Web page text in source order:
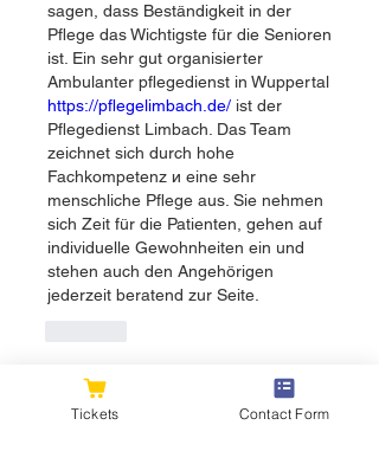
sagen, dass Beständigkeit in der
Pflege das Wichtigste für die Senioren
ist. Ein sehr gut organisierter
https://pflegelimbach.de/ ist der
Pflegedienst Limbach. Das Team
zeichnet sich durch hohe
Fachkompetenz и eine sehr
menschliche Pflege aus. Sie nehmen
sich Zeit für die Patienten, gehen auf
individuelle Gewohnheiten ein und
stehen auch den Angehörigen
jederzeit beratend zur Seite.
About
Tickets Contact Form